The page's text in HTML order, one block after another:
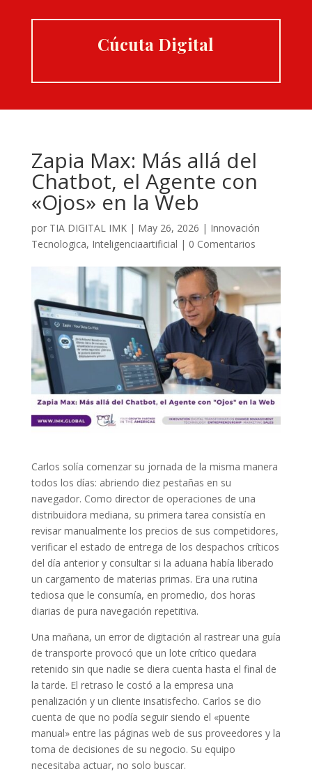
Cúcuta Digital
Zapia Max: Más allá del
Chatbot, el Agente con
«Ojos» en la Web
por TIA DIGITAL IMK| May 26, 2026 | Innovación
Tecnologica, Inteligenciaartificial | 0 Comentarios
Carlos solía comenzar su jornada de la misma manera
todos los días: abriendo diez pestañas en su
navegador. Como director de operaciones de una
distribuidora mediana, su primera tarea consistía en
revisar manualmente los precios de sus competidores,
verificar el estado de entrega de los despachos críticos
del día anterior y consultar si la aduana había liberado
un cargamento de materias primas. Era una rutina
tediosa que le consumía, en promedio, dos horas
diarias de pura navegación repetitiva.
Una mañana, un error de digitación al rastrear una guía
de transporte provocó que un lote crítico quedara
retenido sin que nadie se diera cuenta hasta el final de
la tarde. El retraso le costó a la empresa una
penalización y un cliente insatisfecho. Carlos se dio
cuenta de que no podía seguir siendo el «puente
manual» entre las páginas web de sus proveedores y la
toma de decisiones de su negocio. Su equipo
necesitaba actuar, no solo buscar.